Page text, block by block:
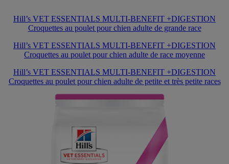
Hill’s VET ESSENTIALS MULTI-BENEFIT +DIGESTION
Croquettes au poulet pour chien adulte de grande race
Hill’s VET ESSENTIALS MULTI-BENEFIT +DIGESTION
Croquettes au poulet pour chien adulte de race moyenne
Hill’s VET ESSENTIALS MULTI-BENEFIT +DIGESTION
Croquettes au poulet pour chien adulte de petite et très petite races